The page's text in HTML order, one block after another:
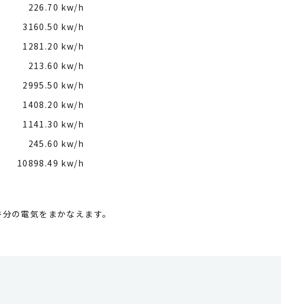
226.70 kw/h
3160.50 kw/h
1281.20 kw/h
213.60 kw/h
2995.50 kw/h
1408.20 kw/h
1141.30 kw/h
245.60 kw/h
10898.49 kw/h
の電気をまかなえます。